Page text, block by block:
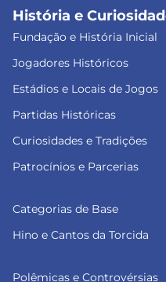
História e
Fundação e História Inicial
Jogadores Históricos
Estádios e Locais de Jogos
Partidas Históricas
Curiosidades e Tradições
Patrocínios e Parcerias
Categorias de Base
Hino e Cantos da Torcida
Polêmicas e Controvérsias